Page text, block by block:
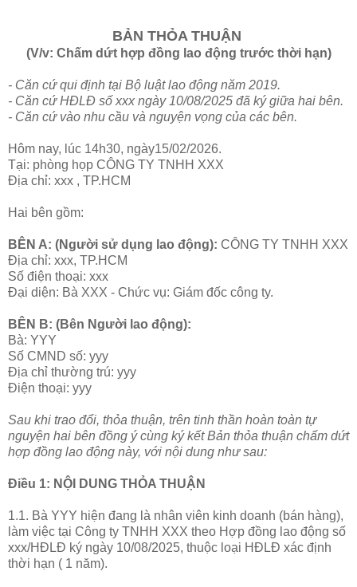
BẢN THỎA THUẬN
(V/v: Chấm dứt hợp đồng lao động trước thời hạn)
- Căn cứ qui định tại Bộ luật lao động năm 2019.
- Căn cứ HĐLĐ số xxx ngày 10/08/2025 đã ký giữa hai bên.
- Căn cứ vào nhu cầu và nguyện vọng của các bên.
Hôm nay, lúc 14h30, ngày15/02/2026.
Tại: phòng họp CÔNG TY TNHH XXX
Địa chỉ: xxx , TP.HCM
Hai bên gồm:
BÊN A: (Người sử dụng lao động): CÔNG TY TNHH XXX
Địa chỉ: xxx, TP.HCM
Số điện thoại: xxx
Đại diện: Bà XXX - Chức vụ: Giám đốc công ty.
BÊN B: (Bên Người lao động):
Bà: YYY
Số CMND số: yyy
Địa chỉ thường trú: yyy
Điện thoại: yyy
Sau khi trao đổi, thỏa thuận, trên tinh thần hoàn toàn tự
nguyện hai bên đồng ý cùng ký kết Bản thỏa thuận chấm dứt
hợp đồng lao động này, với nội dung như sau:
Điều 1: NỘI DUNG THỎA THUẬN
1.1. Bà YYY hiện đang là nhân viên kinh doanh (bán hàng),
làm việc tại Công ty TNHH XXX theo Hợp đồng lao động số
xxx/HĐLĐ ký ngày 10/08/2025, thuộc loại HĐLĐ xác định
thời hạn ( 1 năm).